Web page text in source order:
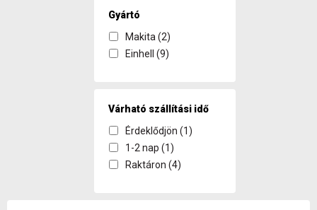
BELÉPÉS
Gyártó
Makita (2)
Einhell (9)
Várható szállítási idő
Érdeklődjön (1)
1-2 nap (1)
Raktáron (4)